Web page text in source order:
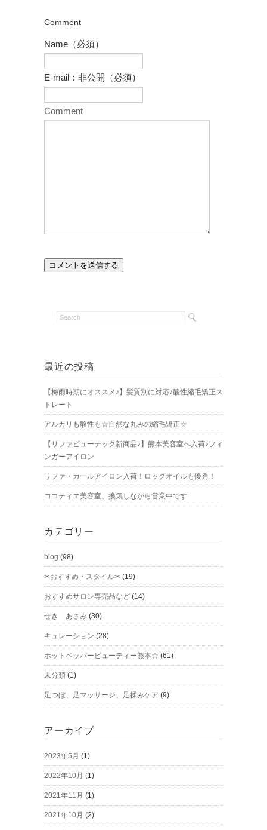
Comment
Name（必須）
E-mail：非公開（必須）
Comment
最近の投稿
【梅雨時期にオススメ♪】髪質別に対応♪酸性縮毛矯正ス
トレート
アルカリも酸性も☆自然な丸みの縮毛矯正☆
【リファビューテック新商品♪】熊本美容室へ入荷♪フィ
ンガーアイロン
リファ・カールアイロン入荷！ロックオイルも優秀！
ココティエ美容室、換気しながら営業中です
カテゴリー
blog (98)
✂おすすめ・スタイル✂ (19)
おすすめサロン専売品など (14)
せき あさみ (30)
キュレーション (28)
ホットペッパービューティー熊本☆ (61)
未分類 (1)
足つぼ、足マッサージ、足揉みケア (9)
アーカイブ
2023年5月 (1)
2022年10月 (1)
2021年11月 (1)
2021年10月 (2)